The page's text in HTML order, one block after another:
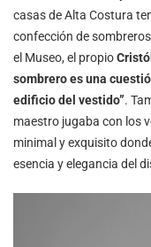
casas de Alta Costura
confección de
el Museo, el propio
sombrero es una
edificio del vestido”.
maestro jugaba con los
minimal y exquisito
esencia y elegancia del